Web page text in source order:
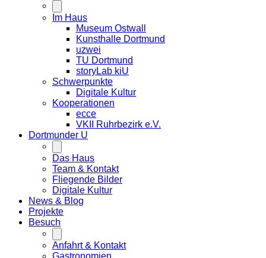
Im Haus
Museum Ostwall
Kunsthalle Dortmund
uzwei
TU Dortmund
storyLab kiU
Schwerpunkte
Digitale Kultur
Kooperationen
ecce
VKII Ruhrbezirk e.V.
Dortmunder U
Das Haus
Team & Kontakt
Fliegende Bilder
Digitale Kultur
News & Blog
Projekte
Besuch
Anfahrt & Kontakt
Gastronomien